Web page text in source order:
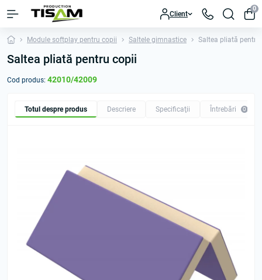
Client
0
Module softplay pentru copii Saltele gimnastice Saltea pliată pentru
Saltea pliată pentru copii
Cod produs: 42010/42009
Totul despre produs Descriere Specificaţii Întrebări 0